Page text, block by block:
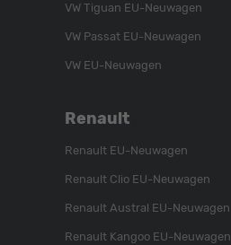
VW Tiguan EU-Neuwagen
VW Passat EU-Neuwagen
VW EU-Neuwagen
Renault
Renault EU-Neuwagen
Renault Clio EU-Neuwagen
Renault Austral EU-Neuwagen
Renault Kangoo EU-Neuwagen